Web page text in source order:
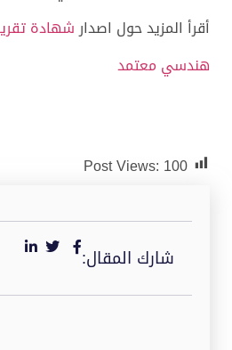
أقرأ المزيد حول اصدارشهادة
هندسي معتمد
Post Views:100
شارك المقال: